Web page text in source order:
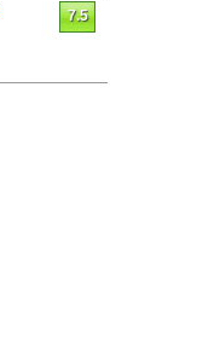
7.5